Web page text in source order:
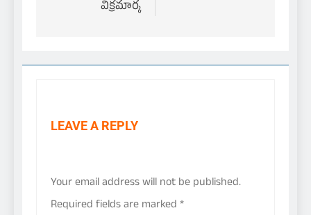
విక్రమార్క
LEAVE A REPLY
Your email address will not be published.
Required fields are marked *